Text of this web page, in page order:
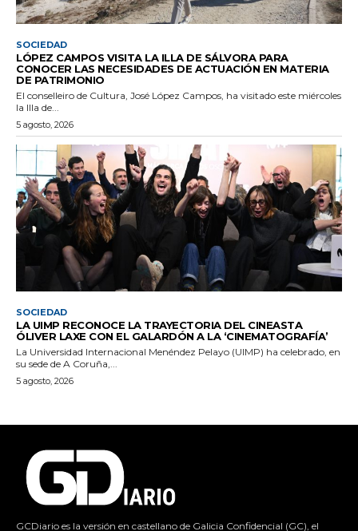
SOCIEDAD
LÓPEZ CAMPOS VISITA LA ILLA DE SÁLVORA PARA
CONOCER LAS NECESIDADES DE ACTUACIÓN EN MATERIA
DE PATRIMONIO
El conselleiro de Cultura, José López Campos, ha visitado este miércoles
la Illa de...
5 agosto, 2026
SOCIEDAD
LA UIMP RECONOCE LA TRAYECTORIA DEL CINEASTA
ÓLIVER LAXE CON EL GALARDÓN A LA ‘CINEMATOGRAFÍA’
La Universidad Internacional Menéndez Pelayo (UIMP) ha celebrado, en
su sede de A Coruña,...
5 agosto, 2026
GCDiario es la versión en castellano de Galicia Confidencial (GC), el